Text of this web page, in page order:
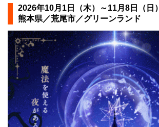
2026年10月1日（木）～11月8日（日）
熊本県／荒尾市／グリーンランド